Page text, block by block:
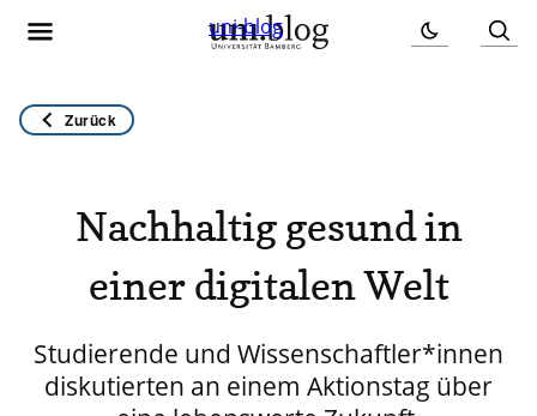
uni-blog
Zurück
Nachhaltig gesund in
einer digitalen Welt
Studierende und Wissenschaftler*innen
diskutierten an einem Aktionstag über